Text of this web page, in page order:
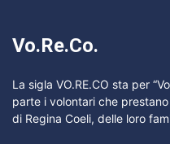
Vo.Re.Co.
La sigla VO.RE.CO sta per
parte i volontari che
di Regina Coeli, delle loro